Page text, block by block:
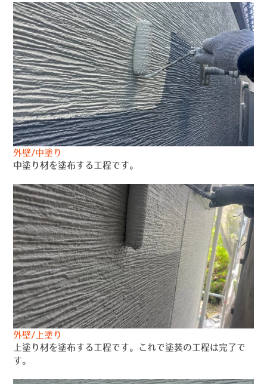
外壁/中塗り
中塗り材を塗布する工程です。
外壁/上塗り
上塗り材を塗布する工程です。これで塗装の工程は完了で
す。